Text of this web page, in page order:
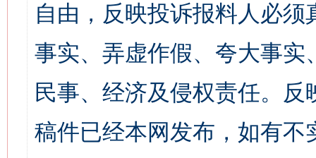
自由，反映投诉报料人必
事实、弄虚作假、夸大事
民事、经济及侵权责任。
稿件已经本网发布，如有